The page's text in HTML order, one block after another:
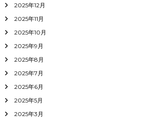
2025年12月
2025年11月
2025年10月
2025年9月
2025年8月
2025年7月
2025年6月
2025年5月
2025年3月